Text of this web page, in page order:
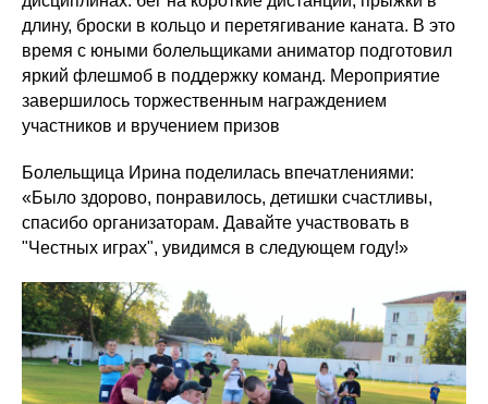
длину, броски в кольцо и перетягивание каната. В это
время с юными болельщиками аниматор подготовил
яркий флешмоб в поддержку команд. Мероприятие
завершилось торжественным награждением
участников и вручением призов
Болельщица Ирина поделилась впечатлениями:
«Было здорово, понравилось, детишки счастливы,
спасибо организаторам. Давайте участвовать в
"Честных играх", увидимся в следующем году!»